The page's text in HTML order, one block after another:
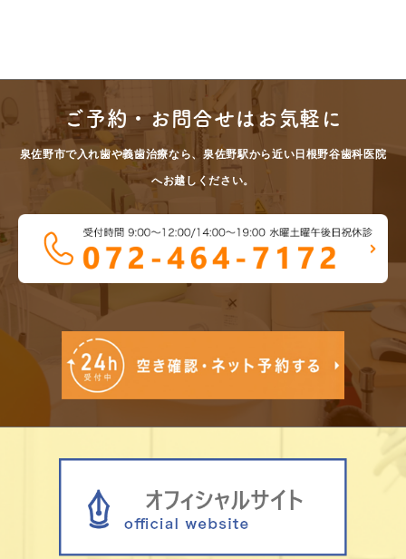
ご予約・お問合せはお気軽に
泉佐野市で入れ歯や義歯治療なら、泉佐野駅から近い日根野谷歯科医院
へお越しください。